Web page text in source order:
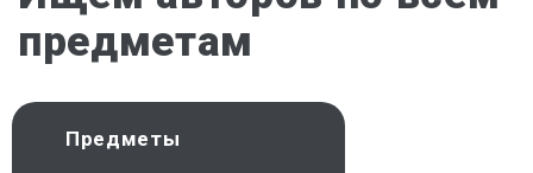
предметам
Предметы